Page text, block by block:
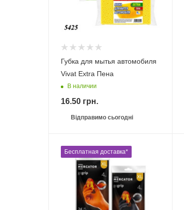
Губка для мытья автомобиля
Vivat Extra Пена
В наличии
16.50 грн.
Відправимо сьогодні
Бесплатная доставка*